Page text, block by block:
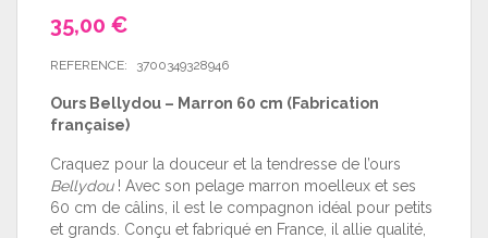
35,00 €
REFERENCE: 3700349328946
Ours Bellydou – Marron 60 cm (Fabrication
française)
Craquez pour la douceur et la tendresse de l’ours
Bellydou! Avec son pelage marron moelleux et ses
60 cm de câlins, il est le compagnon idéal pour petits
et grands. Conçu et fabriqué en France, il allie qualité,